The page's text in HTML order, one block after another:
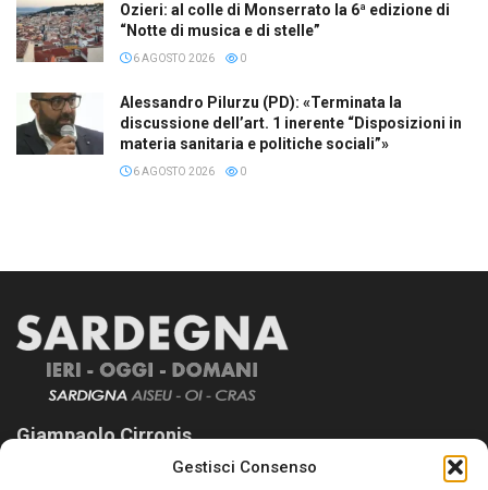
Gestisci Consenso
Ozieri: al colle di Monserrato la 6ª edizione di
“Notte di musica e di stelle”
6 AGOSTO 2026 0
Alessandro Pilurzu (PD): «Terminata la
discussione dell’art. 1 inerente “Disposizioni in
materia sanitaria e politiche sociali”»
6 AGOSTO 2026 0
Giampaolo Cirronis
Sardegna Ieri-Oggi-Domani nasce per informare “liberamente” i